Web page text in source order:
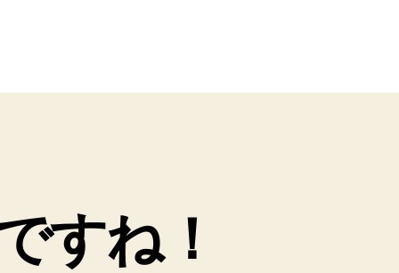
すね！